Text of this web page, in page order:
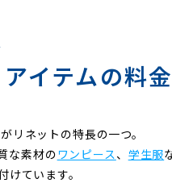
イテムの料金
リネットの特長の一つ。
な素材のワンピース、 学生服
けています。